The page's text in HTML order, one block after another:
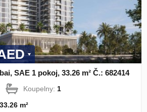
SAE 1 pokoj, 33.26 m² Č.: 682414
Koupelny: 1
33.26 m²